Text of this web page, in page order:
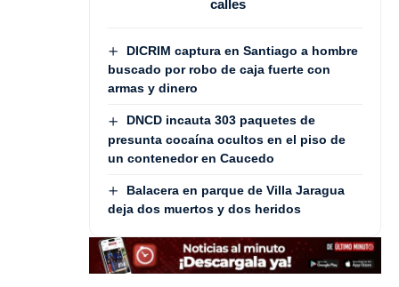
calles
DICRIM captura en Santiago a hombre
buscado por robo de caja fuerte con
armas y dinero
DNCD incauta 303 paquetes de
presunta cocaína ocultos en el piso de
un contenedor en Caucedo
Balacera en parque de Villa Jaragua
deja dos muertos y dos heridos